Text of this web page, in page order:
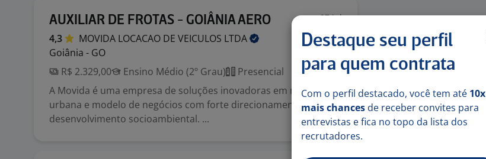
AUXILIAR DE FROTAS - GOIÂNIA AERO 27 jul
4,3 MOVIDA LOCACAO DE VEICULOS LTDA
Goiânia - GO
R$ 2.329,00
Ensino Médio (2º Grau)
Presencial
A Movida é uma empresa de soluções inovadoras em mobilidade
urbana e modelo de negócios com forte direcionamento para
desenvolvimento socioambiental. ...
Destaque seu perfil
para quem contrata
Com o perfil destacado, você tem até 10x
mais chances de receber convites para
entrevistas e fica no topo da lista dos
recrutadores.